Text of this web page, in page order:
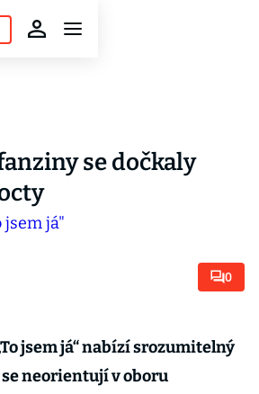
se dočkaly
0
jsem já“ nabízí srozumitelný
neorientují v oboru